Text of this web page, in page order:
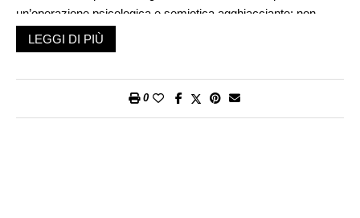
un’operazione psicologica e semiotica agghiacciante: non
scaccia la belva, la accoglie. Il trauma si fa rituale. L’orrore si
fa liturgia.
novecentesca, ma costituisce l’intelaiatura profonda della
LEGGI DI PIÙ
0